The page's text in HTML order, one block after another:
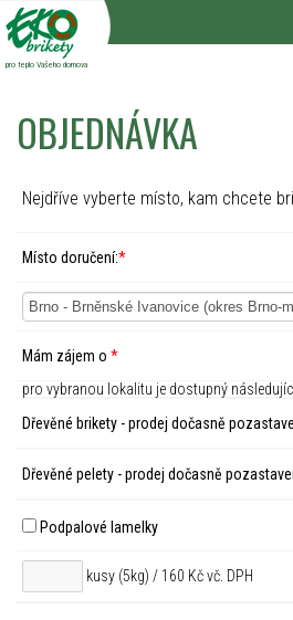
pro teplo Vašeho domova
OBJEDNÁVKA
Nejdříve vyberte místo, kam chcete
Místo doručení:*
Mám zájem o *
pro vybranou lokalitu je dostupný
Dřevěné brikety - prodej dočasně
Dřevěné pelety - prodej dočasně
Podpalové lamelky
kusy (5kg) / 160 Kč vč. DPH